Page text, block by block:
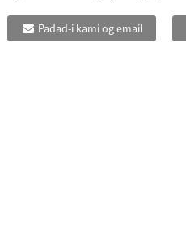
Padad-i kami og email